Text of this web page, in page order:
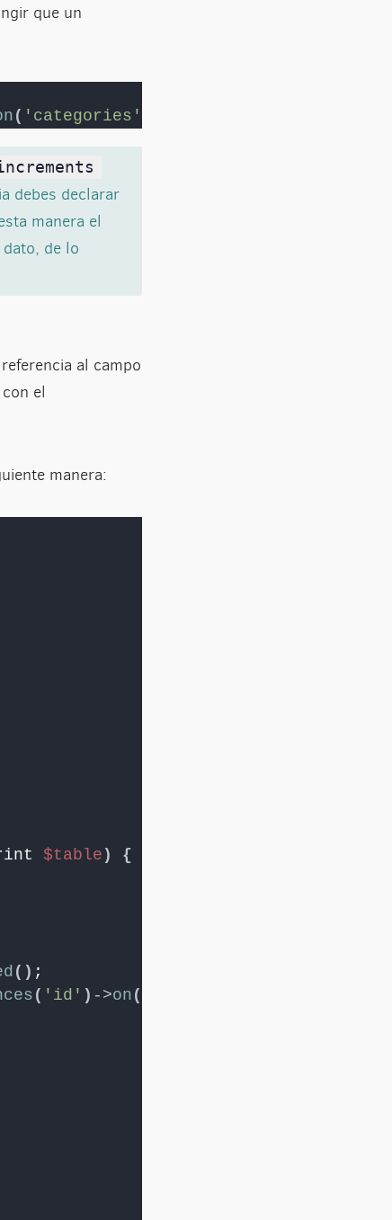
que un
( 'categories'
debes declarar
manera el
de lo
al campo
el
manera:
$table )
{
() ;
( 'id' ) ->on (